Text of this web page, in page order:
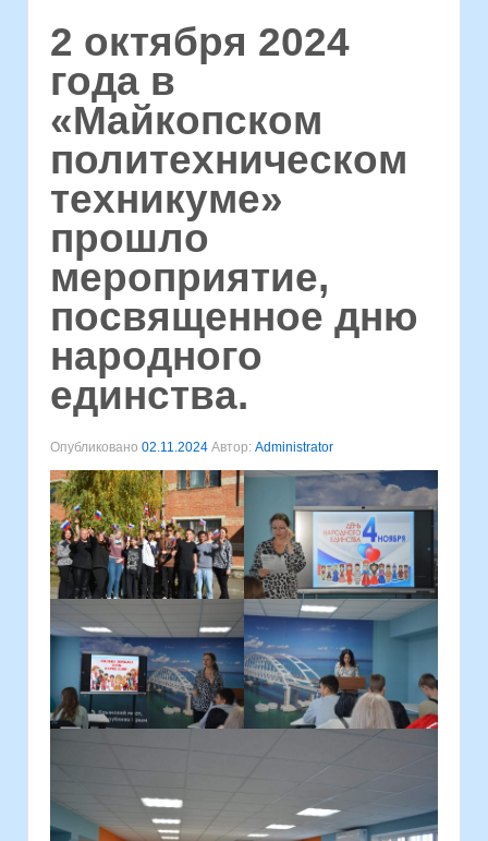
2 октября 2024
года в
«Майкопском
политехническом
техникуме»
прошло
мероприятие,
посвященное дню
народного
единства.
Опубликовано 02.11.2024 Автор: Administrator